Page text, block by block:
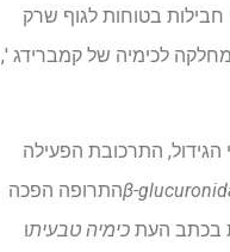
בטוחות לגוף שרק
לכימיה של קמברידג ',
התרכובת הפעילה
β-התרופה הפכה
בכתב העת כימיה טבעיתו